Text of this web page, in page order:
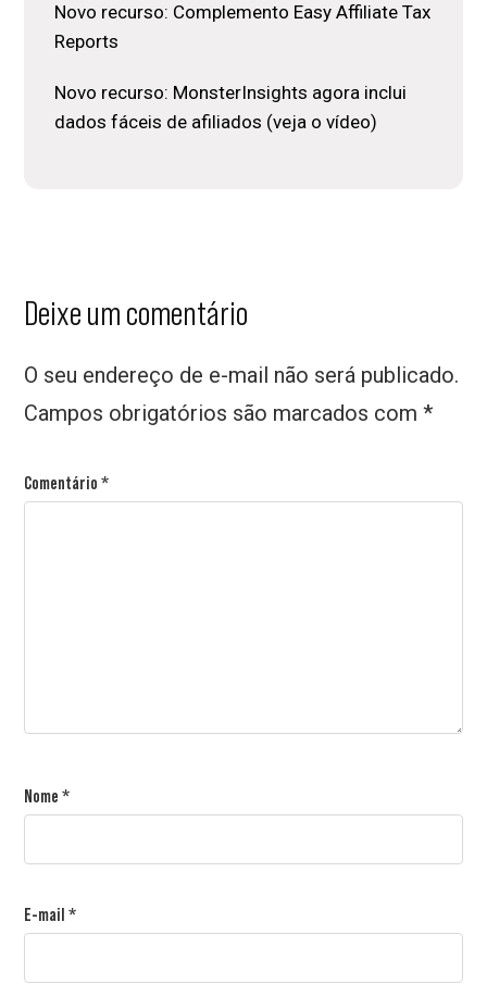
Novo recurso: Complemento Easy Affiliate Tax
Reports
Novo recurso: MonsterInsights agora inclui
dados fáceis de afiliados (veja o vídeo)
Interações
leitor
Deixe um comentário
O seu endereço de e-mail não será publicado.
Campos obrigatórios são marcados com*
Comentário*
Nome*
E-mail*